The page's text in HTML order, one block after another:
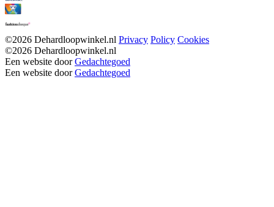
©2026 Dehardloopwinkel.nl Privacy Policy Cookies
©2026 Dehardloopwinkel.nl
Een website doorGedachtegoed
Een website doorGedachtegoed